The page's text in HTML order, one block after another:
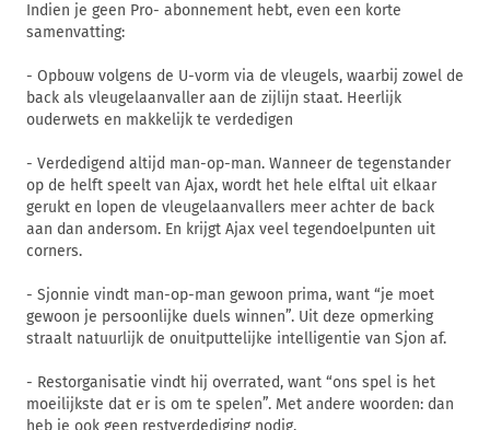
Indien je geen Pro- abonnement hebt, even een korte
samenvatting:
- Opbouw volgens de U-vorm via de vleugels, waarbij zowel de
back als vleugelaanvaller aan de zijlijn staat. Heerlijk
ouderwets en makkelijk te verdedigen
- Verdedigend altijd man-op-man. Wanneer de tegenstander
op de helft speelt van Ajax, wordt het hele elftal uit elkaar
gerukt en lopen de vleugelaanvallers meer achter de back
aan dan andersom. En krijgt Ajax veel tegendoelpunten uit
corners.
- Sjonnie vindt man-op-man gewoon prima, want “je moet
gewoon je persoonlijke duels winnen”. Uit deze opmerking
straalt natuurlijk de onuitputtelijke intelligentie van Sjon af.
- Restorganisatie vindt hij overrated, want “ons spel is het
moeilijkste dat er is om te spelen”. Met andere woorden: dan
heb je ook geen restverdediging nodig.